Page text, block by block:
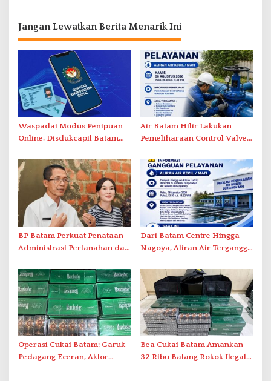
Jangan Lewatkan Berita Menarik Ini
Waspadai Modus Penipuan
Online, Disdukcapil Batam
Tatap Muka
Air Batam Hilir Lakukan
Pemeliharaan Control Valve,
BP Batam Perkuat Penataan
Administrasi Pertanahan dan
Dari Batam Centre Hingga
Nagoya, Aliran Air Terganggu
Duriangkang
Operasi Cukai Batam: Garuk
Pedagang Eceran, Aktor
Bea Cukai Batam Amankan
32 Ribu Batang Rokok Ilegal